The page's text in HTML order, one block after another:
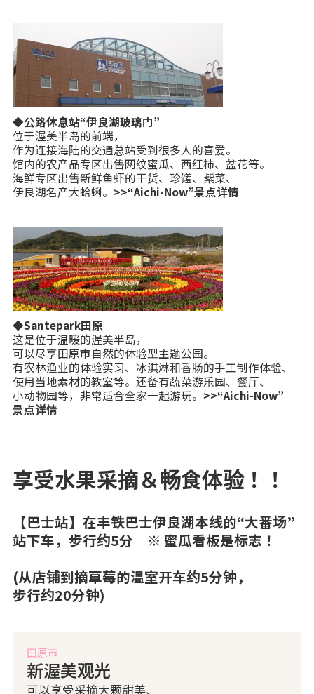
◆公路休息站“伊良湖玻璃门”
位于渥美半岛的前端，
作为连接海陆的交通总站受到很多人的喜爱。
馆内的农产品专区出售网纹蜜瓜、西红柿、盆花等。
海鲜专区出售新鲜鱼虾的干货、珍馐、紫菜、
伊良湖名产大蛤蜊。 >>“Aichi-Now”景点详情
◆Santepark田原
这是位于温暖的渥美半岛，
可以尽享田原市自然的体验型主题公园。
有农林渔业的体验实习、冰淇淋和香肠的手工制作体验、
使用当地素材的教室等。还备有蔬菜游乐园、餐厅、
小动物园等，非常适合全家一起游玩。 >>“Aichi-Now”
景点详情
享受水果采摘＆畅食体验！！
【巴士站】在丰铁巴士伊良湖本线的“大番场”
站下车，步行约5分 ※ 蜜瓜看板是标志！
(从店铺到摘草莓的温室开车约5分钟，
步行约20分钟)
田原市
新渥美观光
可以享受采摘大颗甜美、